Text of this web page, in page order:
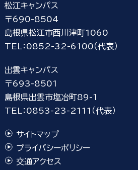
松江キャンパス
〒690-8504
島根県松江市西川津町1060
TEL：0852-32-6100（代表）
出雲キャンパス
〒693-8501
島根県出雲市塩冶町89-1
TEL：0853-23-2111（代表）
サイトマップ
プライバシーポリシー
交通アクセス